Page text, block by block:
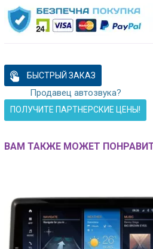
БЫСТРЫЙ ЗАКАЗ
Продавец автозвука?
ПОЛУЧИТЕ ПАРТНЕРСКИЕ ЦЕНЫ!
ВАМ ТАКЖЕ МОЖЕТ